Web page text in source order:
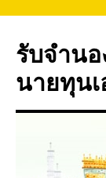
ยัง
เนื้อหา
รับจำน
นายทุน